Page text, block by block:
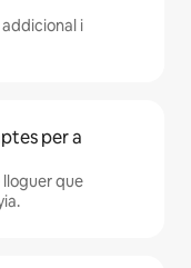
i
per a
que